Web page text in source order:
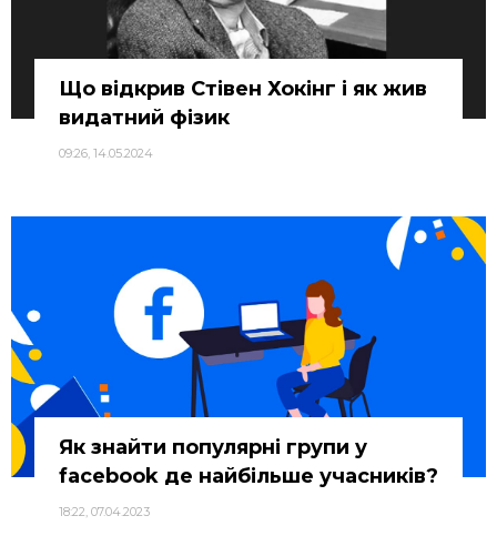
Що відкрив Стівен Хокінг і як жив
видатний фізик
09:26, 14.05.2024
Як знайти популярні групи у
facebook де найбільше учасників?
18:22, 07.04.2023